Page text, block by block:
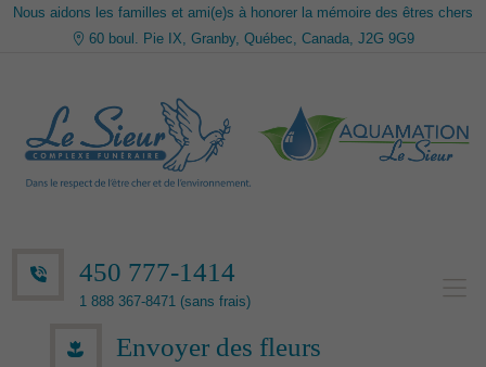
Nous aidons les familles et ami(e)s à honorer la mémoire des êtres chers
60 boul. Pie IX, Granby, Québec, Canada, J2G 9G9
450 777-1414
1 888 367-8471 (sans frais)
Envoyer des fleurs